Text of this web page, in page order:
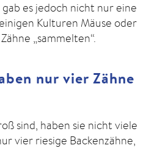
es jedoch nicht nur eine
Kulturen Mäuse oder
„sammelten“.
nur vier Zähne
sind, haben sie nicht viele
vier riesige Backenzähne,